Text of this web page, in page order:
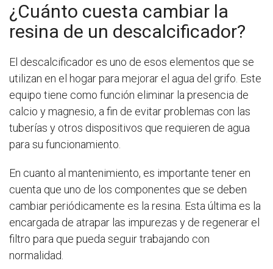
¿Cuánto cuesta cambiar la
resina de un descalcificador?
El descalcificador es uno de esos elementos que se
utilizan en el hogar para mejorar el agua del grifo. Este
equipo tiene como función eliminar la presencia de
calcio y magnesio, a fin de evitar problemas con las
tuberías y otros dispositivos que requieren de agua
para su funcionamiento.
En cuanto al mantenimiento, es importante tener en
cuenta que uno de los componentes que se deben
cambiar periódicamente es la resina. Esta última es la
encargada de atrapar las impurezas y de regenerar el
filtro para que pueda seguir trabajando con
normalidad.